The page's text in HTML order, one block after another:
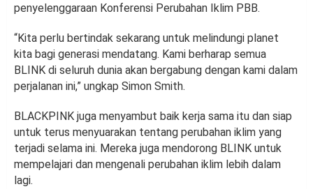
penyelenggaraan Konferensi Perubahan Iklim PBB.
“Kita perlu bertindak sekarang untuk melindungi planet
kita bagi generasi mendatang. Kami berharap semua
BLINK di seluruh dunia akan bergabung dengan kami dalam
perjalanan ini,” ungkap Simon Smith.
BLACKPINK juga menyambut baik kerja sama itu dan siap
untuk terus menyuarakan tentang perubahan iklim yang
terjadi selama ini. Mereka juga mendorong BLINK untuk
mempelajari dan mengenali perubahan iklim lebih dalam
lagi.